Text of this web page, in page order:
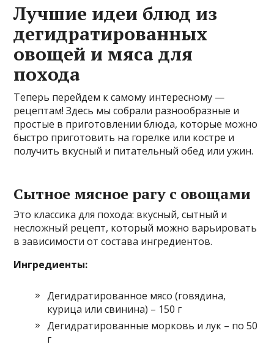
Лучшие идеи блюд из
дегидратированных
овощей и мяса для
похода
Теперь перейдем к самому интересному —
рецептам! Здесь мы собрали разнообразные и
простые в приготовлении блюда, которые можно
быстро приготовить на горелке или костре и
получить вкусный и питательный обед или ужин.
Сытное мясное рагу с овощами
Это классика для похода: вкусный, сытный и
несложный рецепт, который можно варьировать
в зависимости от состава ингредиентов.
Ингредиенты:
Дегидратированное мясо (говядина,
курица или свинина) – 150 г
Дегидратированные морковь и лук – по 50
г